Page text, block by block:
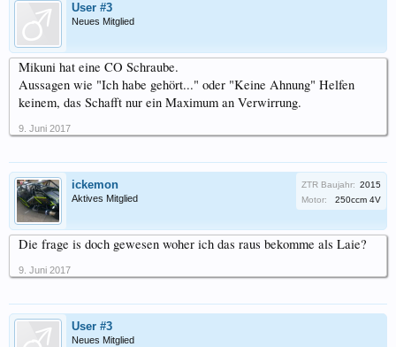
User #3
Neues Mitglied
Mikuni hat eine CO Schraube.
Aussagen wie "Ich habe gehört..." oder "Keine Ahnung" Helfen
keinem, das Schafft nur ein Maximum an Verwirrung.
9. Juni 2017
ickemon
Aktives Mitglied
ZTR Baujahr: 2015
Motor:
250ccm 4V
Die frage is doch gewesen woher ich das raus bekomme als Laie?
9. Juni 2017
User #3
Neues Mitglied